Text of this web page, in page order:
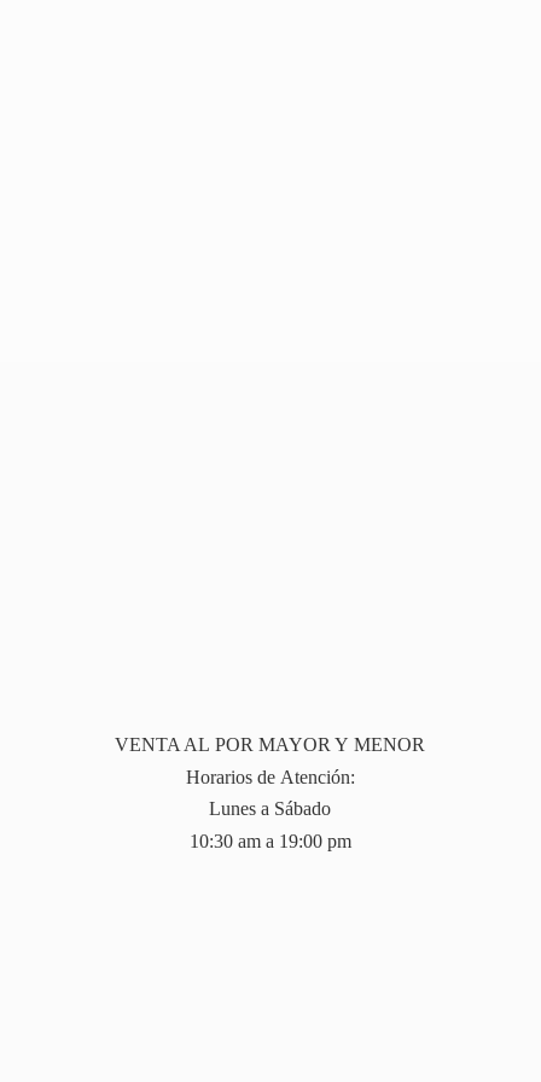
VENTA AL POR MAYOR Y MENOR
Horarios de Atención:
Lunes a Sábado
10:30 am a 19:00 pm